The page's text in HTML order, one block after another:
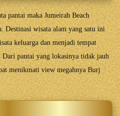
pantai maka Jumeirah Beach
Destinasi wisata alam yang satu ini
keluarga dan menjadi tempat
pantai yang lokasinya tidak jauh
menikmati view megahnya Burj